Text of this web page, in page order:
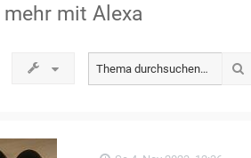
mehr mit Alexa